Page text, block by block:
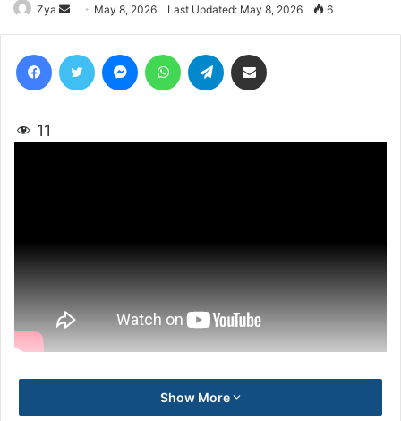
Zya
Send
an
email
May 8, 2026 Last Updated: May 8, 2026 6
11
Show More